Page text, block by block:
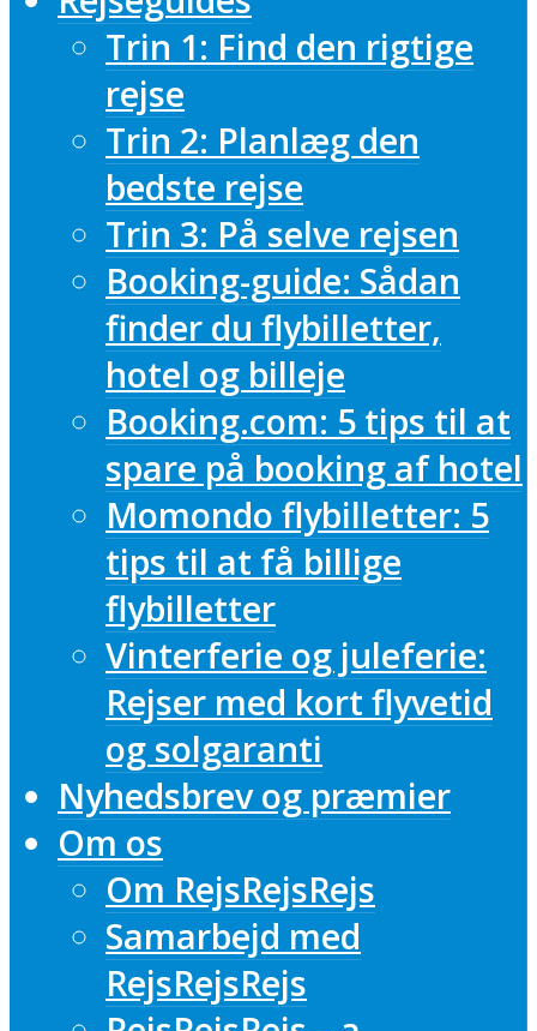
Trin 1: Find den rigtige
rejse
Trin 2: Planlæg den
bedste rejse
Trin 3: På selve rejsen
Booking-guide: Sådan
finder du flybilletter,
hotel og billeje
Booking.com: 5 tips til at
spare på booking af hotel
Momondo flybilletter: 5
tips til at få billige
flybilletter
Vinterferie og juleferie:
Rejser med kort flyvetid
og solgaranti
Nyhedsbrev og præmier
Om os
Om RejsRejsRejs
Samarbejd med
RejsRejsRejs